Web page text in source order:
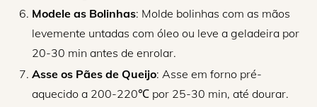
Modele as Bolinhas: Molde bolinhas com as mãos
levemente untadas com óleo ou leve a geladeira por
20-30 min antes de enrolar.
Asse os Pães de Queijo: Asse em forno pré-
aquecido a 200-220℃ por 25-30 min, até dourar.